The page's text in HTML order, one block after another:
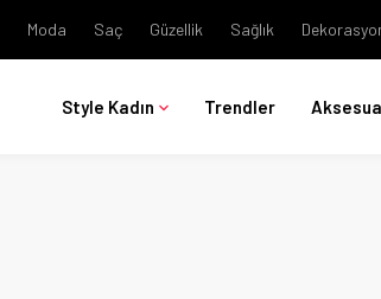
Moda Saç Güzellik Sağlık
Style Kadın Trendler